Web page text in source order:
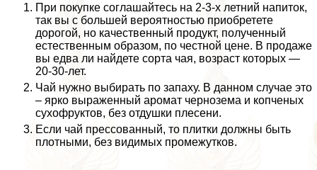
При покупке соглашайтесь на 2-3-х летний напиток,
так вы с большей вероятностью приобретете
дорогой, но качественный продукт, полученный
естественным образом, по честной цене. В продаже
вы едва ли найдете сорта чая, возраст которых —
20-30-лет.
Чай нужно выбирать по запаху. В данном случае это
– ярко выраженный аромат чернозема и копченых
сухофруктов, без отдушки плесени.
Если чай прессованный, то плитки должны быть
плотными, без видимых промежутков.